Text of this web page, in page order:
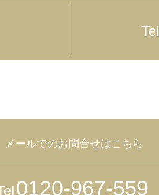
Tel
メールでのお問合せはこちら
0120-967-559